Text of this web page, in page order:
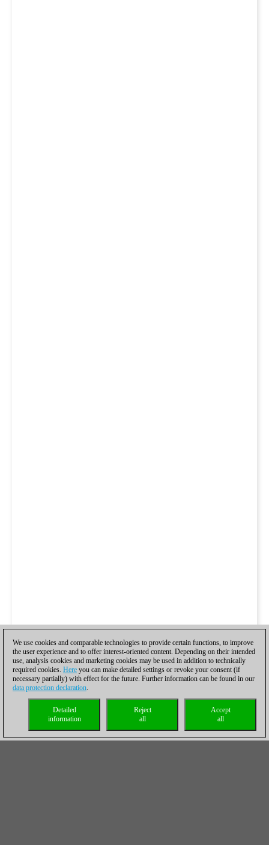
We use cookies and comparable technologies to provide certain functions, to improve
the user experience and to offer interest-oriented content. Depending on their intended
use, analysis cookies and marketing cookies may be used in addition to technically
required cookies. Here you can make detailed settings or revoke your consent (if
necessary partially) with effect for the future. Further information can be found in our
data protection declaration.
Accept
all
Reject
all
Detailed
information